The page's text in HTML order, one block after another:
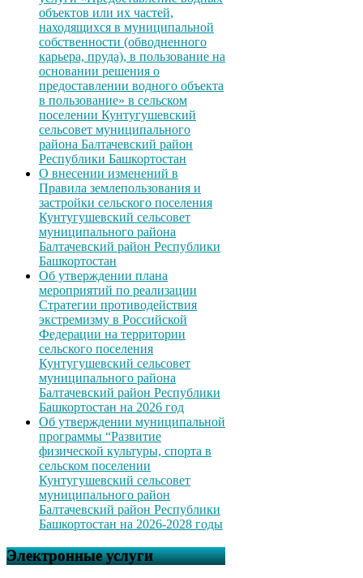
объектов или их частей,
находящихся в муниципальной
собственности (обводненного
карьера, пруда), в пользование на
основании решения о
предоставлении водного объекта
в пользование» в сельском
поселении Кунтугушевский
сельсовет муниципального
района Балтачевский район
Республики Башкортостан
О внесении изменений в
Правила землепользования и
застройки сельского поселения
Кунтугушевский сельсовет
муниципального района
Балтачевский район Республики
Башкортостан
Об утверждении плана
мероприятий по реализации
Стратегии противодействия
экстремизму в Российской
Федерации на территории
сельского поселения
Кунтугушевский сельсовет
муниципального района
Балтачевский район Республики
Башкортостан на 2026 год
Об утверждении муниципальной
программы “Развитие
физической культуры, спорта в
сельском поселении
Кунтугушевский сельсовет
муниципального район
Балтачевский район Республики
Башкортостан на 2026-2028 годы
Электронные услуги